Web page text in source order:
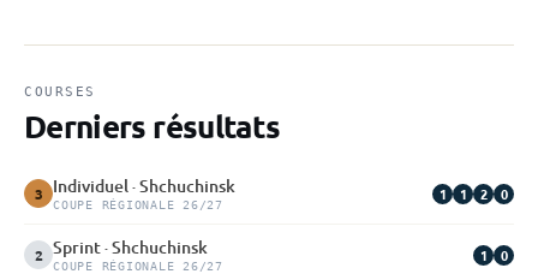
COURSES
Derniers résultats
3 Individuel · Shchuchinsk
COUPE RÉGIONALE 26/27
1 1 2 0
2 Sprint · Shchuchinsk
COUPE RÉGIONALE 26/27
1 0